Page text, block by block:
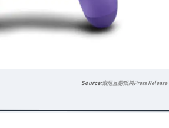
索尼互動娛樂Press Release